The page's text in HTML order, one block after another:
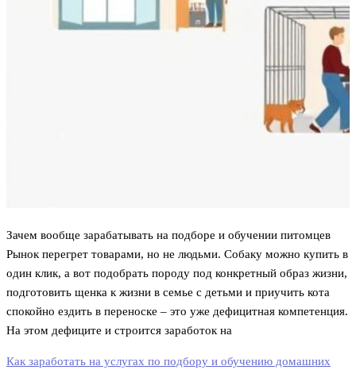
Зачем вообще зарабатывать на подборе и обучении питомцев
Рынок перегрет товарами, но не людьми. Собаку можно купить в
один клик, а вот подобрать породу под конкретный образ жизни,
подготовить щенка к жизни в семье с детьми и приучить кота
спокойно ездить в переноске – это уже дефицитная компетенция.
На этом дефиците и строится заработок на
Как заработать на услугах по подбору и обучению домашних